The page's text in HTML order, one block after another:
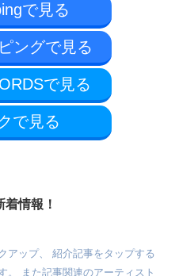
で見る
ングで見る
で見る
で見る
情報！
アップ、 紹介記事をタップする
。 また記事関連のアーティスト